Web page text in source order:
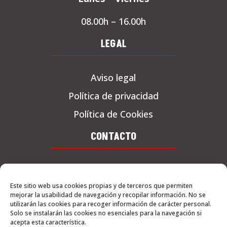
Este sitio web usa cookies propias y de terceros que permiten
mejorar la usabilidad de navegación y recopilar información. No se
utilizarán las cookies para recoger información de carácter personal.
Solo se instalarán las cookies no esenciales para la navegación si
acepta esta característica.
08.00h – 16.00h
LEGAL
Aviso legal
Política de privacidad
Política de Cookies
CONTACTO
C/ La pleta, 1 – Albatarrec
25171